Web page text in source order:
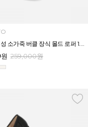
엘칸토 여성 소가죽 버클 장식 몰드 로퍼 1.8CM LCWC43U613
원 259,000원